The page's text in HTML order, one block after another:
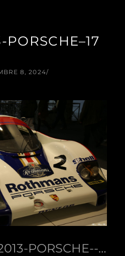
PORSCHE–17
8, 2024/
EXPO-2013-PORSCHE--17